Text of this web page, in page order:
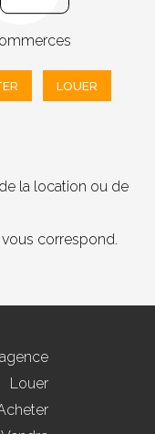
LOUER
la location ou de
correspond.
Louer